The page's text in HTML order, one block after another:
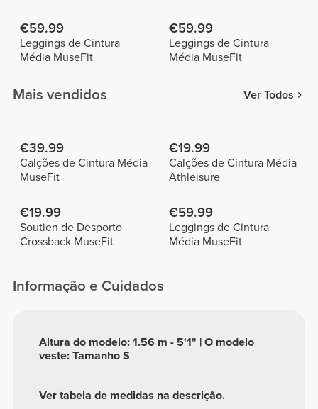
€59.99
Leggings de Cintura
Média MuseFit
€59.99
Leggings de Cintura
Média MuseFit
Mais vendidos Ver Todos
€39.99
Calções de Cintura Média
MuseFit
€19.99
Calções de Cintura Média
Athleisure
€19.99
Soutien de Desporto
Crossback MuseFit
€59.99
Leggings de Cintura
Média MuseFit
Informação e Cuidados
Ver tabela de medidas na descrição.
Altura do modelo: 1.56 m - 5'1" | O modelo
veste: Tamanho S